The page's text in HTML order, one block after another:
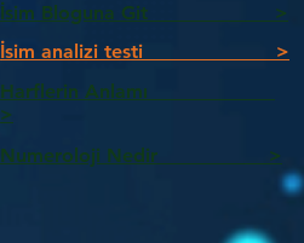
İsim Bloguna Git >
İsim analizi testi >
Harflerin Anlamı
>
Numeroloji Nedir_________ >